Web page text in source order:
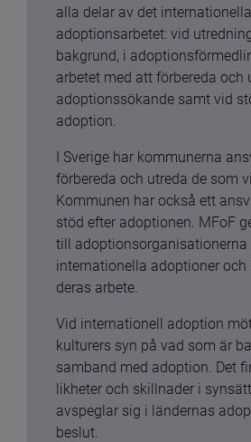
alla delar av det internationella
adoptionsarbetet: vid
bakgrund, i
arbetet med att förbereda och
adoptionssökande samt vid
adoption.
I Sverige har kommunerna
förbereda och utreda de som
Kommunen har också ett
stöd efter adoptionen. MFoF
till
internationella adoptioner
deras arbete.
Vid internationell adoption
kulturers syn på vad som är
samband med adoption. Det
likheter och skillnader i
avspeglar sig i ländernas
beslut.